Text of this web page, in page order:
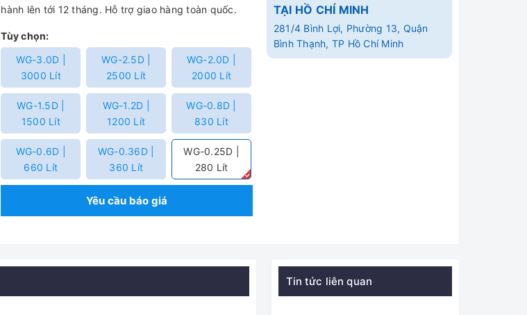
hành lên tới 12 tháng. Hỗ trợ giao hàng toàn quốc.
Tùy chọn:
WG-3.0D |
3000 Lít
WG-2.5D |
2500 Lít
WG-2.0D |
2000 Lít
WG-1.5D |
1500 Lít
WG-1.2D |
1200 Lít
WG-0.8D |
830 Lít
WG-0.6D |
660 Lít
WG-0.36D |
360 Lít
WG-0.25D |
280 Lít
Yêu cầu báo giá
TẠI HỒ CHÍ MINH
281/4 Bình Lợi, Phường 13, Quận
Bình Thạnh, TP Hồ Chí Minh
Tin tức liên quan